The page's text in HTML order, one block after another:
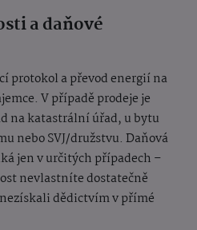
a daňové
protokol a převod energií na
V případě prodeje je
na katastrální úřad, u bytu
nebo SVJ/družstvu. Daňová
jen v určitých případech –
nevlastníte dostatečně
dědictvím v přímé